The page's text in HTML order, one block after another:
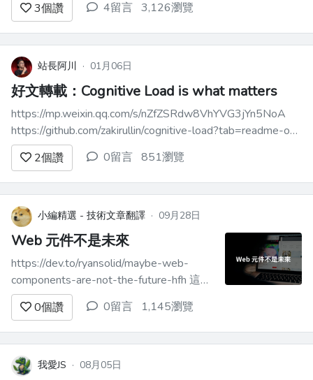
曆 > 本文整理自我在「愛寫扣論壇」第一
次直播的分享內容，講述我過去幾年打造
Side Project 的經驗與變現成效，給也
想...
3個讚 4留言 3,126瀏覽
站長阿川 · 01月06日
好文轉載：Cognitive Load is what matters
https://mp.weixin.qq.com/s/nZfZSRdw8VhYVG3jYn5NoA
https://github.com/zakirullin/cognitive-load?tab=readme-ov-
file https://minds.md/zakirullin/co...
2個讚 0留言 851瀏覽
小編精選 - 技術文章翻譯 · 09月28日
Web 元件不是未來
https://dev.to/ryansolid/maybe-web-
components-are-not-the-future-hfh 這是
一篇柔和的看法，探討了 Web
Components 在何種情況下有意義，在哪
些方面又會產生問題。這並不是一場「我
們與他們」的辯論，我希望人們能夠自
行...
0個讚 0留言 1,145瀏覽
我愛JS · 08月05日